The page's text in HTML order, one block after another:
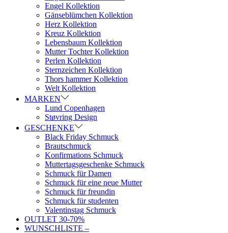
Engel Kollektion
Gänseblümchen Kollektion
Herz Kollektion
Kreuz Kollektion
Lebensbaum Kollektion
Mutter Tochter Kollektion
Perlen Kollektion
Sternzeichen Kollektion
Thors hammer Kollektion
Welt Kollektion
MARKEN
Lund Copenhagen
Støvring Design
GESCHENKE
Black Friday Schmuck
Brautschmuck
Konfirmations Schmuck
Muttertagsgeschenke Schmuck
Schmuck für Damen
Schmuck für eine neue Mutter
Schmuck für freundin
Schmuck für studenten
Valentinstag Schmuck
OUTLET 30-70%
WUNSCHLISTE –